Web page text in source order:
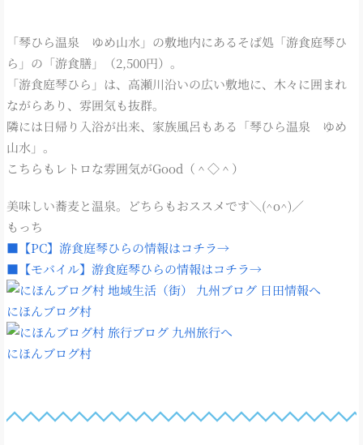
「琴ひら温泉 ゆめ山水」の敷地内にあるそば処「游食庭琴ひ
ら」の「游食膳」（2,500円）。
「游食庭琴ひら」は、高瀬川沿いの広い敷地に、木々に囲まれ
ながらあり、雰囲気も抜群。
隣には日帰り入浴が出来、家族風呂もある「琴ひら温泉 ゆめ
山水」。
こちらもレトロな雰囲気がGood（＾◇＾）
美味しい蕎麦と温泉。どちらもおススメです＼(^o^)／
もっち
■【PC】游食庭琴ひらの情報はコチラ→
■【モバイル】游食庭琴ひらの情報はコチラ→
にほんブログ村
にほんブログ村